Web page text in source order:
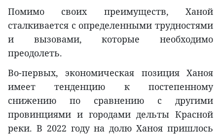
Помимо своих преимуществ, Ханой
сталкивается с определенными трудностями
и вызовами, которые необходимо
преодолеть.
Во-первых, экономическая позиция Ханоя
имеет тенденцию к постепенному
снижению по сравнению с другими
провинциями и городами дельты Красной
реки. В 2022 году на долю Ханоя пришлось